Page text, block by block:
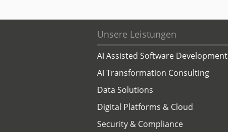
Unsere Leistungen
AI Assisted Software Development
AI Transformation Consulting
Data Solutions
Digital Platforms & Cloud
Security & Compliance